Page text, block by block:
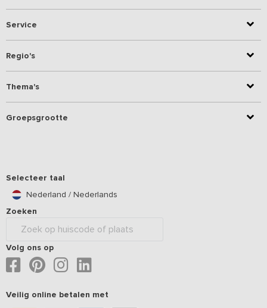
Service
Regio's
Thema's
Groepsgrootte
Selecteer taal
Nederland / Nederlands
Zoeken
Volg ons op
Veilig online betalen met